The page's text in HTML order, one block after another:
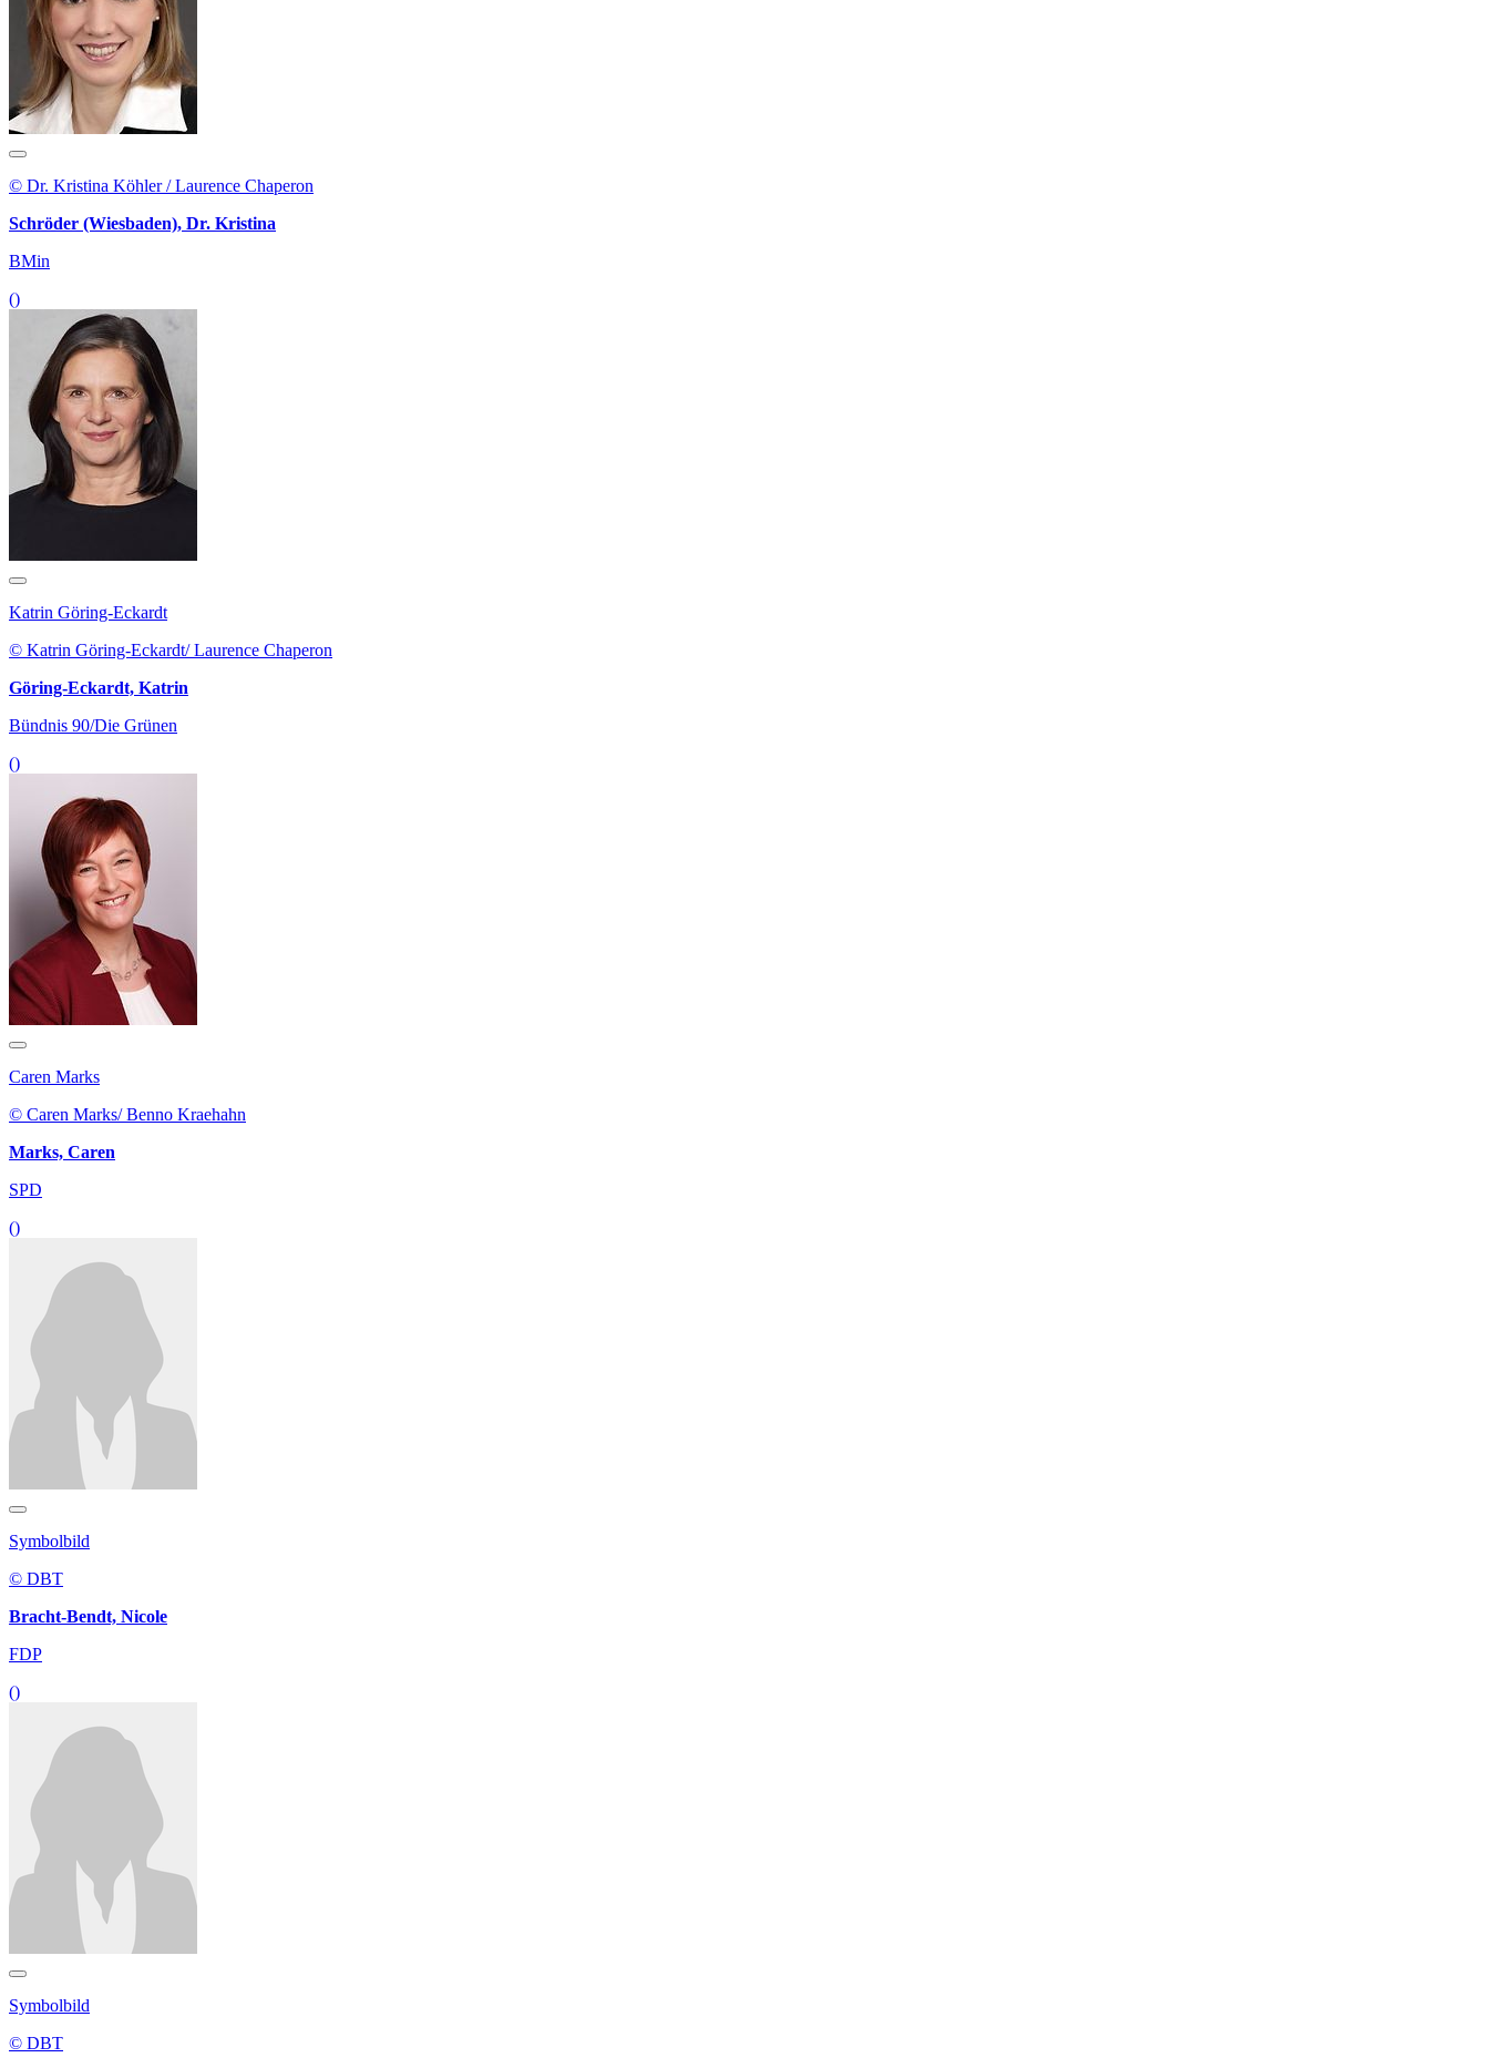
© Dr. Kristina Köhler / Laurence Chaperon
Schröder (Wiesbaden), Dr. Kristina
BMin
()
Katrin Göring-Eckardt
© Katrin Göring-Eckardt/ Laurence Chaperon
Göring-Eckardt, Katrin
Bündnis 90/Die Grünen
()
Caren Marks
© Caren Marks/ Benno Kraehahn
Marks, Caren
SPD
()
Symbolbild
© DBT
Bracht-Bendt, Nicole
FDP
()
Symbolbild
© DBT